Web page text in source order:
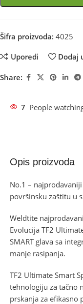
Šifra proizvoda: 4025
Uporedi Dodaj
Share:
7 People
Opis proizvoda
No.1 –
površinsku zaštitu u
Weldtite
Evolucija TF2
SMART glava sa
manje rasipanja.
TF2 Ultimate Smart
tehnologiju za tačno
prskanja za efikasno